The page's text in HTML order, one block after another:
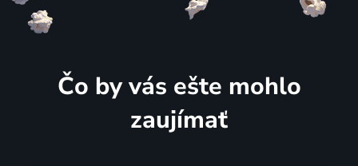
Čo by vás ešte mohlo
zaujímať